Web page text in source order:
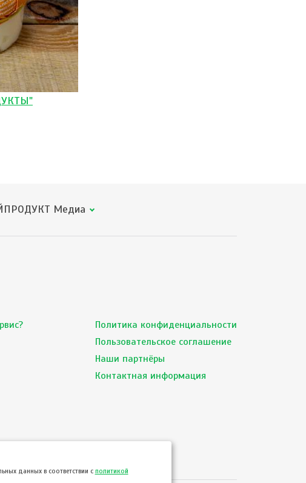
Медиа
Политика конфиденциальности
Пользовательское соглашение
Наши партнёры
Контактная информация
данных в соответствии с политикой